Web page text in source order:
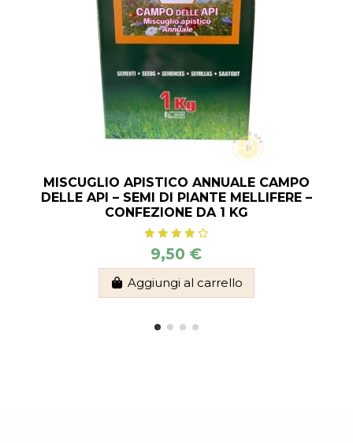
MISCUGLIO APISTICO ANNUALE CAMPO
DELLE API – SEMI DI PIANTE MELLIFERE –
CONFEZIONE DA 1 KG
9,50 €
Aggiungi al carrello